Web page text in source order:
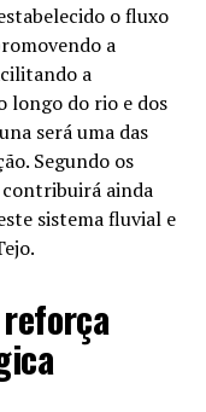
o fluxo
a
a
longo do rio e dos
será uma das
Segundo os
contribuirá ainda
sistema fluvial e
reforça